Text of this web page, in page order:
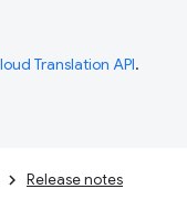
Translation API.
Release notes